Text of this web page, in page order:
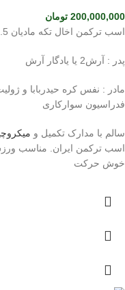
200,000,000 تومان
اسب ترکمن اخال تکه مادیان 2.5 ساله به رنگ کهر
پدر : آرش2 یا یادگار آرش
مادر : نفس کره حیدربابا و
فدراسیون سوارکاری
سالم با مدارک تکمیل و
اسب ترکمن ایران. مناسب
خوش حرکت